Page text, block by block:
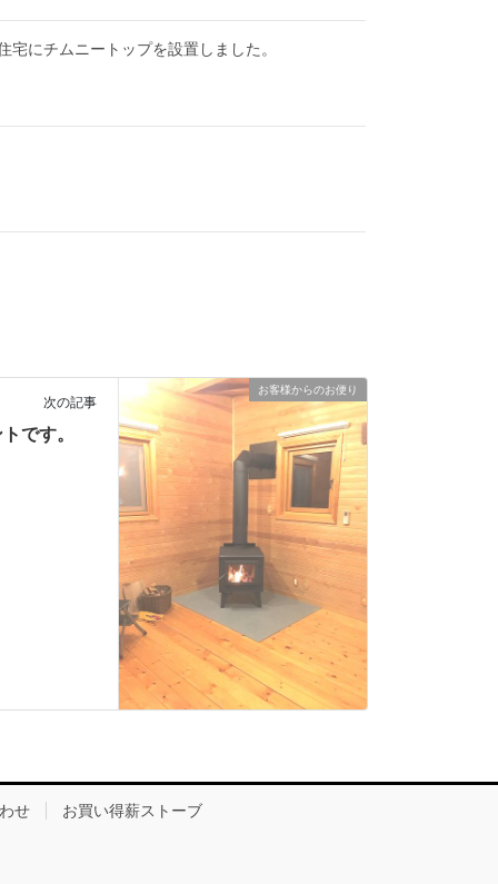
宅にチムニートップを設置しました。
お客様からのお便り
次の記事
です。
せ
お買い得薪ストーブ